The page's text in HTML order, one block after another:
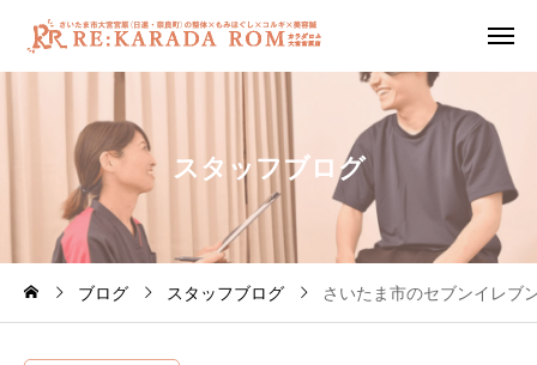
ス タ ッ フブロ グ
ブログ スタッフブログ さいたま市のセブンイレブ